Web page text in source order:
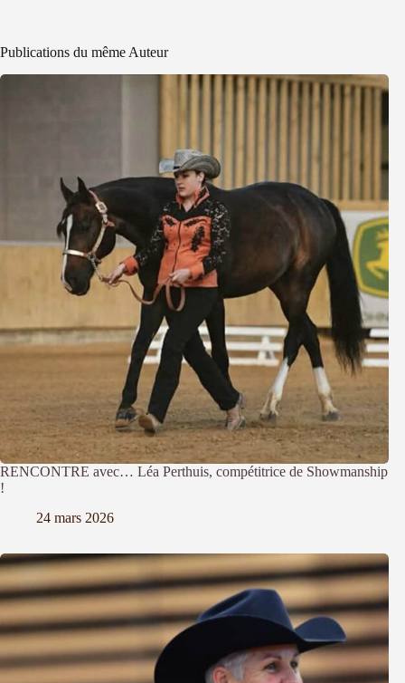
Publications du même Auteur
RENCONTRE avec… Léa Perthuis, compétitrice de Showmanship
!
24 mars 2026